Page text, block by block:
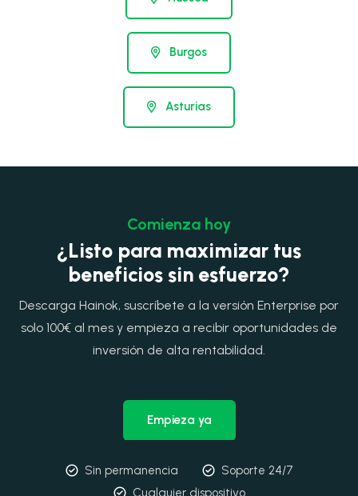
Burgos
Asturias
Comienza hoy
¿Listo para maximizar tus
beneficios sin esfuerzo?
Descarga Hainok, suscríbete a la versión Enterprise por
solo 100€ al mes y empieza a recibir oportunidades de
inversión de alta rentabilidad.
Empieza ya
Sin permanencia
Soporte 24/7
Cualquier dispositivo